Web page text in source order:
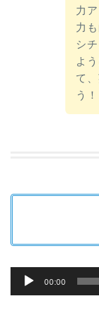
力
力
シ
よ
て
う！
声
00:00